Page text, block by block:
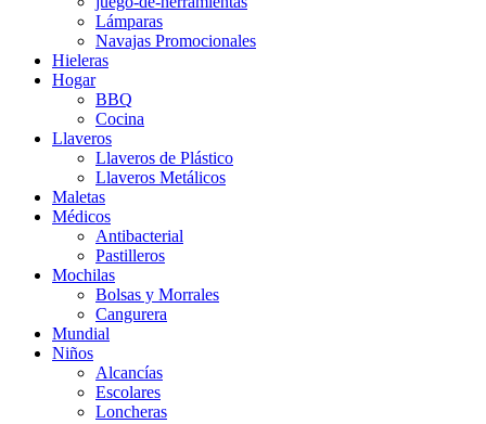
Lámparas
Navajas Promocionales
Hieleras
Hogar
BBQ
Cocina
Llaveros
Llaveros de Plástico
Llaveros Metálicos
Maletas
Médicos
Antibacterial
Pastilleros
Mochilas
Bolsas y Morrales
Cangurera
Mundial
Niños
Alcancías
Escolares
Loncheras